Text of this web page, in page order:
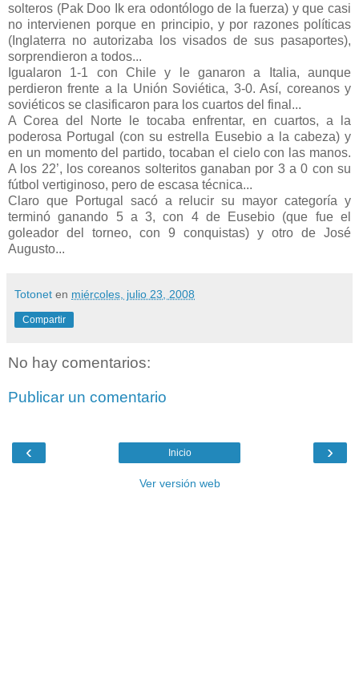
solteros (Pak Doo Ik era odontólogo de la fuerza) y que casi
no intervienen porque en principio, y por razones políticas
(Inglaterra no autorizaba los visados de sus pasaportes),
sorprendieron a todos...
Igualaron 1-1 con Chile y le ganaron a Italia, aunque
perdieron frente a la Unión Soviética, 3-0. Así, coreanos y
soviéticos se clasificaron para los cuartos del final...
A Corea del Norte le tocaba enfrentar, en cuartos, a la
poderosa Portugal (con su estrella Eusebio a la cabeza) y
en un momento del partido, tocaban el cielo con las manos.
A los 22’, los coreanos solteritos ganaban por 3 a 0 con su
fútbol vertiginoso, pero de escasa técnica...
Claro que Portugal sacó a relucir su mayor categoría y
terminó ganando 5 a 3, con 4 de Eusebio (que fue el
goleador del torneo, con 9 conquistas) y otro de José
Augusto...
Totonet en miércoles, julio 23, 2008
Compartir
No hay comentarios:
Publicar un comentario
‹ ›
Inicio
Ver versión web